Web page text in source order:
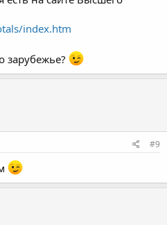
index.htm
зарубежье?
#9